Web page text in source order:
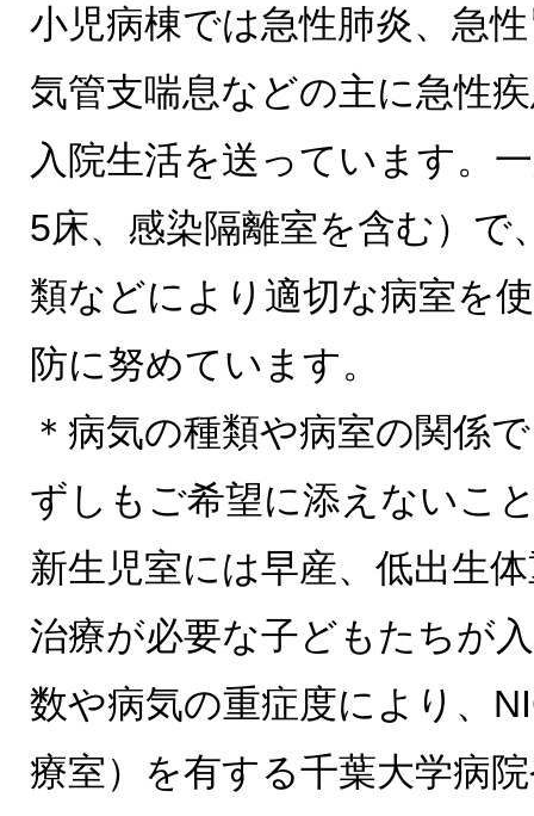
小児病棟では急性肺炎、急
気管支喘息などの主に急性
入院生活を送っています。
5床、感染隔離室を含む）で
類などにより適切な病室を
防に努めています。
＊病気の種類や病室の関係
ずしもご希望に添えないこ
新生児室には早産、低出生
治療が必要な子どもたちが
数や病気の重症度により、
療室）を有する千葉大学病